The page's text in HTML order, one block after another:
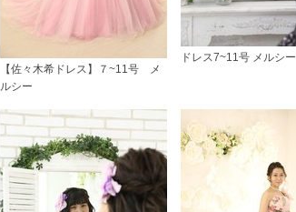
【佐々木希ドレス】７~11号 メ
ルシー
ドレス7~11号 メルシー